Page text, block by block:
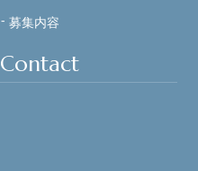
募集内容
Contact